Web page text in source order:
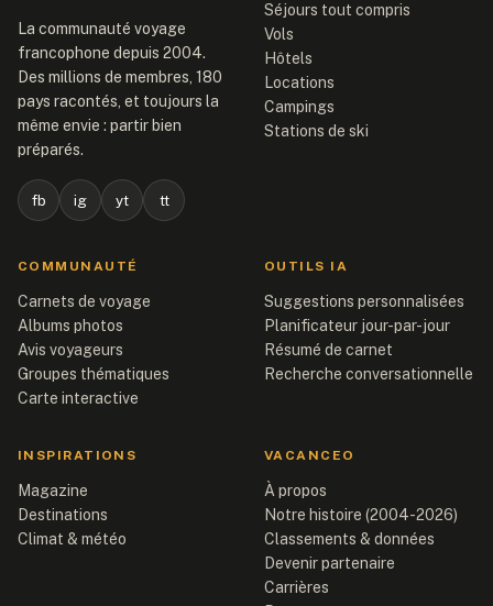
La communauté voyage
francophone depuis 2004.
Des millions de membres, 180
pays racontés, et toujours la
même envie : partir bien
préparés.
fb ig yt tt
Séjours tout compris
Vols
Hôtels
Locations
Campings
Stations de ski
COMMUNAUTÉ
Carnets de voyage
Albums photos
Avis voyageurs
Groupes thématiques
Carte interactive
OUTILS IA
Suggestions personnalisées
Planificateur jour-par-jour
Résumé de carnet
Recherche conversationnelle
INSPIRATIONS
Magazine
Destinations
Climat & météo
VACANCEO
À propos
Notre histoire (2004-2026)
Classements & données
Devenir partenaire
Carrières